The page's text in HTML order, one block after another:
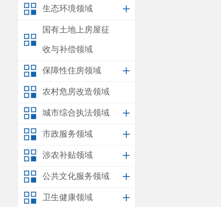
生态环境领域
国有土地上房屋征
收与补偿领域
保障性住房领域
农村危房改造领域
城市综合执法领域
市政服务领域
涉农补贴领域
公共文化服务领域
卫生健康领域